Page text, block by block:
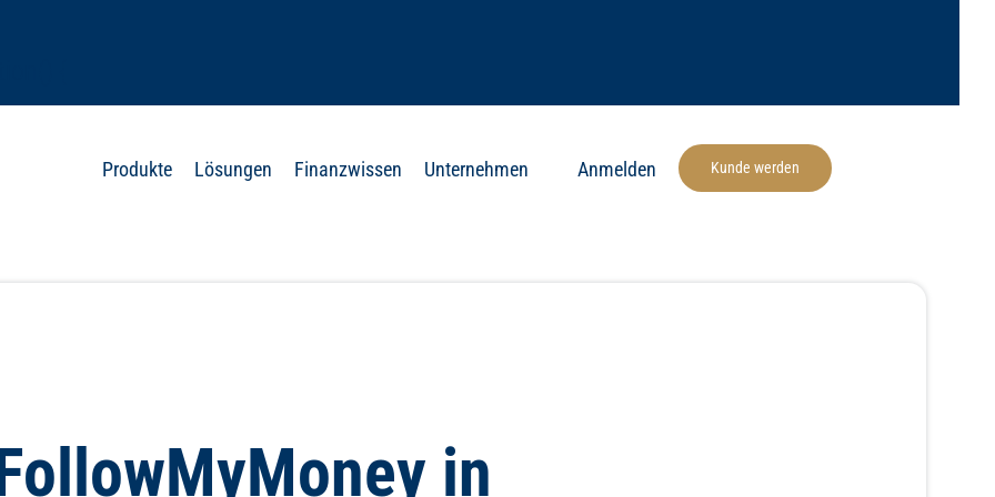
Produkte Lösungen Finanzwissen Unternehmen Anmelden Kunde werden
in